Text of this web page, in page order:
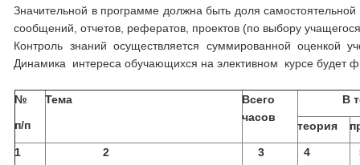
Значительной в программе должна быть доля
сообщений, отчетов, рефератов, проектов (по выбору
Контроль знаний осуществляется суммированной оценкой
Динамика интереса обучающихся на элективном курсе будет
№
п/п
Тема
Всего
часов
В том
теория
1 2 3 4